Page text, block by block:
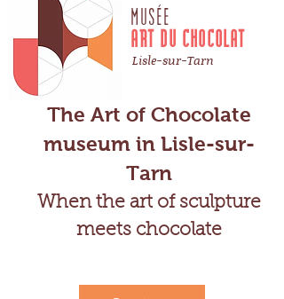
The Art of Chocolate
museum in Lisle-sur-
Tarn
When the art of sculpture
meets chocolate
Lisle-sur-Tarn
MUSÉE
ART DU CHOCOLAT